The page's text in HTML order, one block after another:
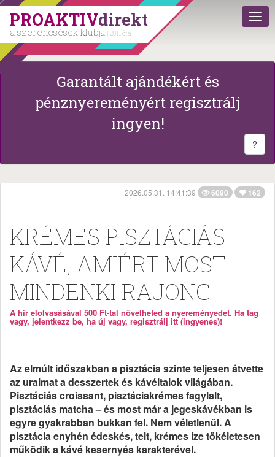
PROAKTIVdirekt
a szerencsések klubja | 2011 óta
Garantált ajándékért és
pénznyereményért regisztrálj
ingyen!
?
2026.05.31. 14:41:39 6090 162
KRÉMES PISZTÁCIÁS
KÁVÉ, AMIÉRT MOST
MINDENKI RAJONG
A hír elolvasásával 500 Ft-tal növelheted a nyereményedet. Ha tag
vagy, jelentkezz be, ha új vagy, regisztrálj itt (ingyenes)!
Az elmúlt időszakban a pisztácia szinte teljesen átvette
az uralmat a desszertek és kávéitalok világában.
Pisztáciás croissant, pisztáciakrémes fagylalt,
pisztáciás matcha – és most már a jegeskávékban is
egyre gyakrabban bukkan fel. Nem véletlenül. A
pisztácia enyhén édeskés, telt, krémes íze tökéletesen
működik a kávé kesernyés karakterével.